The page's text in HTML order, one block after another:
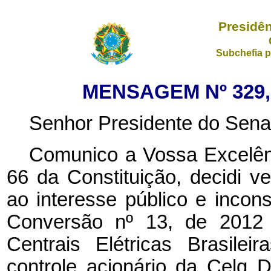
Subchefia
MENSAGEM Nº
Senhor Presidente do
Comunico a Vossa
66 da Constituição, decidi
ao interesse público e
Conversão nº 13, de
Centrais Elétricas